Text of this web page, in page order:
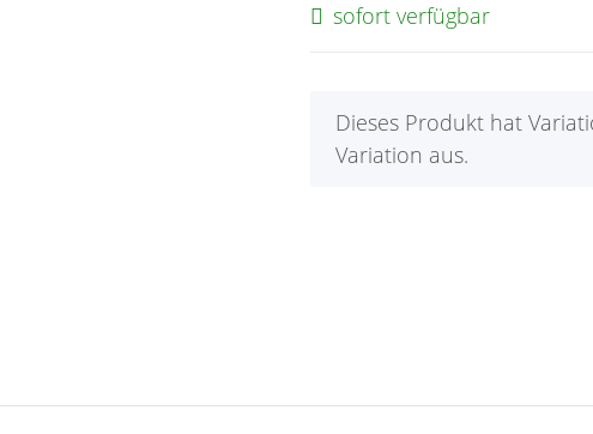
sofort verfügbar
x
Dieses Produkt hat
Variation aus.